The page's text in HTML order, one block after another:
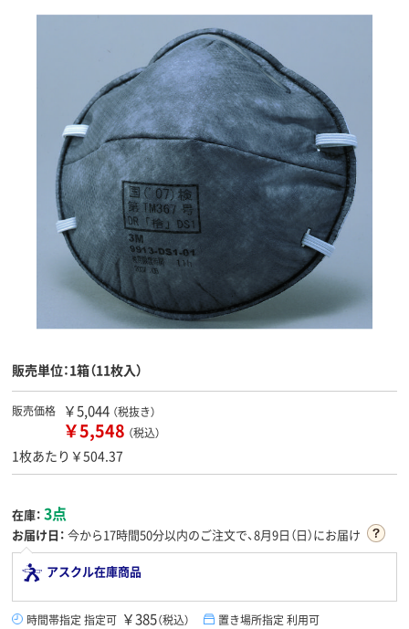
販売単位：1箱（11枚入）
販売価格 ￥5,044 （税抜き）
￥5,548 （税込）
1枚あたり￥504.37
在庫： 3点
お届け日： 今から17時間50分以内のご注文で、8月9日（日）にお届け
アスクル在庫商品
時間帯指定 指定可 ￥385（税込） 置き場所指定 利用可